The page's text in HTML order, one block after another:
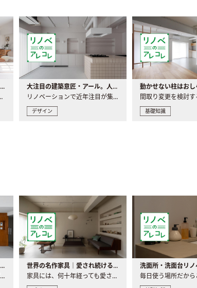
リノベーションで人気の間取りとは？トレンドの間取りと実例を徹底解説
一番最初に決めるのは..
大注目の建築意匠・アール。人気の理由と空間に取り入れるポイント
リノベーションで近年注目が集まる建築意匠の一つであるアール..
デザイン 基礎知識
キッチンはレイアウトで決まる。後悔しないための考え方と選び方
キッチンは生活の中心となる場所だからこそ、家の中のどこに置..
世界の名作家具｜愛され続ける理由と一生モノとの出会い方
家具には、何十年経っても愛され続ける「名作」と呼ばれるもの..